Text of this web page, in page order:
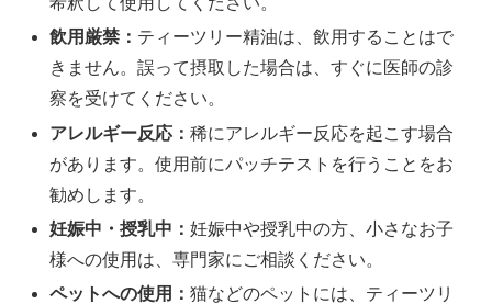
飲用厳禁： ティーツリー精油は、飲用することはで
きません。誤って摂取した場合は、すぐに医師の診
察を受けてください。
アレルギー反応：稀にアレルギー反応を起こす場合
があります。使用前にパッチテストを行うことをお
勧めします。
妊娠中・授乳中：妊娠中や授乳中の方、小さなお子
様への使用は、専門家にご相談ください。
ペットへの使用：猫などのペットには、ティーツリ